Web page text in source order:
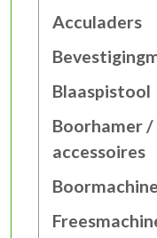
Acculaders
Blaaspistool
Boorhamer
accessoires